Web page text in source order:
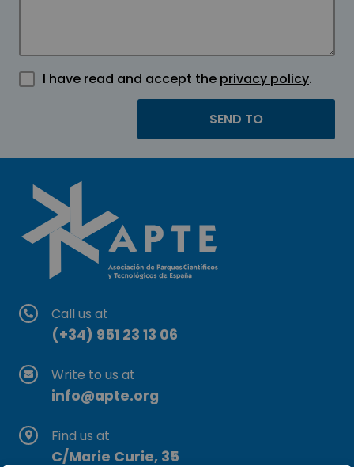
I have read and accept the privacy policy.
Call us at
(+34) 951 23 13 06
Write to us at
info@apte.org
Find us at
C/Marie Curie, 35